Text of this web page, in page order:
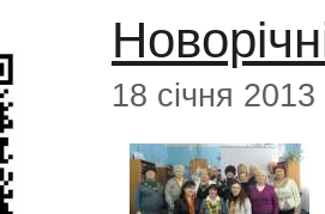
18 січня 2013